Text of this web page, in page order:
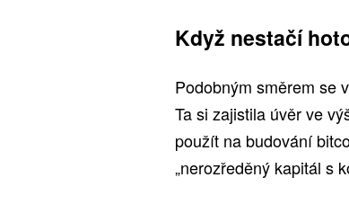
Když nestačí
Podobným směrem se
Ta si zajistila úvěr ve
použít na budování
„nerozředěný kapitál s